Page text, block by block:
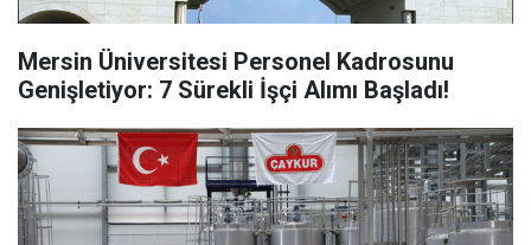
Mersin Üniversitesi Personel Kadrosunu
Genişletiyor: 7 Sürekli İşçi Alımı Başladı!